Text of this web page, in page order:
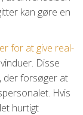
kan gøre en
for at give real-
vinduer. Disse
der forsøger at
Hvis
hurtigt